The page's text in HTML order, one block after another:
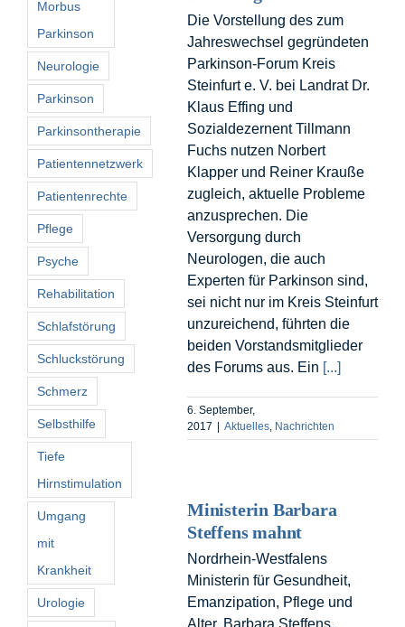
Die Vorstellung des zum
Jahreswechsel gegründeten
Parkinson-Forum Kreis
Steinfurt e. V. bei Landrat Dr.
Klaus Effing und
Sozialdezernent Tillmann
Fuchs nutzen Norbert
Klapper und Reiner Krauße
zugleich, aktuelle Probleme
anzusprechen. Die
Versorgung durch
Neurologen, die auch
Experten für Parkinson sind,
sei nicht nur im Kreis Steinfurt
unzureichend, führten die
beiden Vorstandsmitglieder
des Forums aus. Ein [...]
6. September,
2017
Aktuelles, Nachrichten
Ministerin Barbara
Steffens mahnt
Nordrhein-Westfalens
Ministerin für Gesundheit,
Emanzipation, Pflege und
Alter, Barbara Steffens,
Morbus
Parkinson
Neurologie
Parkinson
Parkinsontherapie
Patientennetzwerk
Patientenrechte
Pflege
Psyche
Rehabilitation
Schlafstörung
Schluckstörung
Schmerz
Selbsthilfe
Tiefe
Hirnstimulation
Umgang
mit
Krankheit
Urologie